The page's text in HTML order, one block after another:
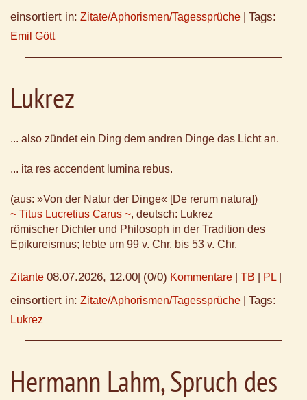
einsortiert in: Zitate/Aphorismen/Tagessprüche Tags:
Emil Gött
Lukrez
... also zündet ein Ding dem andren Dinge das Licht an.
... ita res accendent lumina rebus.
(aus: »Von der Natur der Dinge« [De rerum natura])
~ Titus Lucretius Carus ~, deutsch: Lukrez
römischer Dichter und Philosoph in der Tradition des
Epikureismus; lebte um 99 v. Chr. bis 53 v. Chr.
Zitante 08.07.2026, 12.00 (0/0) Kommentare TB PL
einsortiert in: Zitate/Aphorismen/Tagessprüche Tags:
Lukrez
Hermann Lahm, Spruch des